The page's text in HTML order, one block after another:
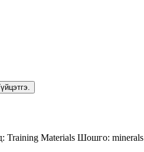
Training Materials Шошго: minerals